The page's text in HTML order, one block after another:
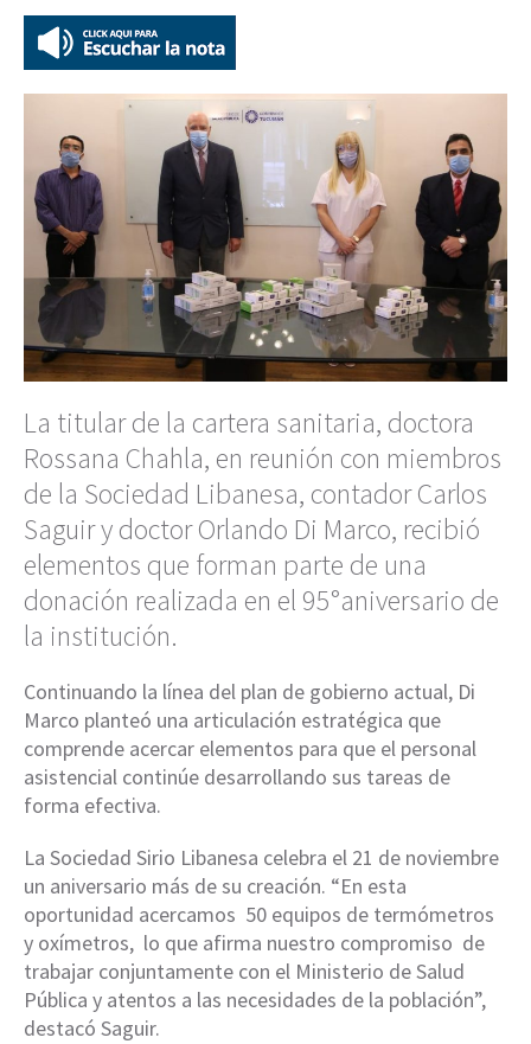
La titular de la cartera sanitaria, doctora
Rossana Chahla, en reunión con miembros
de la Sociedad Libanesa, contador Carlos
Saguir y doctor Orlando Di Marco, recibió
elementos que forman parte de una
donación realizada en el 95°aniversario de
la institución.
Continuando la línea del plan de gobierno actual, Di
Marco planteó una articulación estratégica que
comprende acercar elementos para que el personal
asistencial continúe desarrollando sus tareas de
forma efectiva.
La Sociedad Sirio Libanesa celebra el 21 de noviembre
un aniversario más de su creación. “En esta
oportunidad acercamos 50 equipos de termómetros
y oxímetros, lo que afirma nuestro compromiso de
trabajar conjuntamente con el Ministerio de Salud
Pública y atentos a las necesidades de la población”,
destacó Saguir.